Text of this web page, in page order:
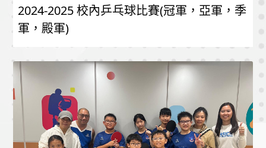
2024-2025 校內乒乓球比賽(冠軍，亞軍，季
軍，殿軍)